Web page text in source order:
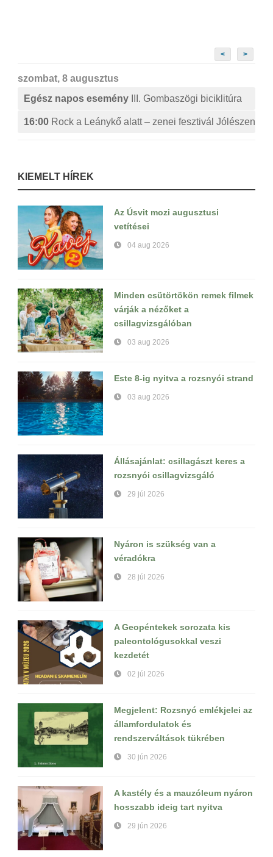
< >
szombat, 8 augusztus
Egész napos esemény
III. Gombaszögi biciklitúra
16:00 Rock a Leánykő alatt – zenei fesztivál Jólészen
KIEMELT HÍREK
Az Úsvit mozi augusztusi
vetítései
04 aug 2026
Minden csütörtökön remek filmek
várják a nézőket a
csillagvizsgálóban
03 aug 2026
Este 8-ig nyitva a rozsnyói strand
03 aug 2026
Állásajánlat: csillagászt keres a
rozsnyói csillagvizsgáló
29 júl 2026
Nyáron is szükség van a
véradókra
28 júl 2026
A Geopéntekek sorozata kis
paleontológusokkal veszi
kezdetét
02 júl 2026
Megjelent: Rozsnyó emlékjelei az
államfordulatok és
rendszerváltások tükrében
30 jún 2026
A kastély és a mauzóleum nyáron
hosszabb ideig tart nyitva
29 jún 2026